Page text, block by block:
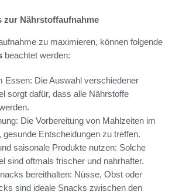
zur Nährstoffaufnahme
zu maximieren, können folgende
beachtet werden:
Essen: Die Auswahl verschiedener
sorgt dafür, dass alle Nährstoffe
Die Vorbereitung von Mahlzeiten im
gesunde Entscheidungen zu treffen.
saisonale Produkte nutzen: Solche
sind oftmals frischer und nahrhafter.
bereithalten: Nüsse, Obst oder
sind ideale Snacks zwischen den